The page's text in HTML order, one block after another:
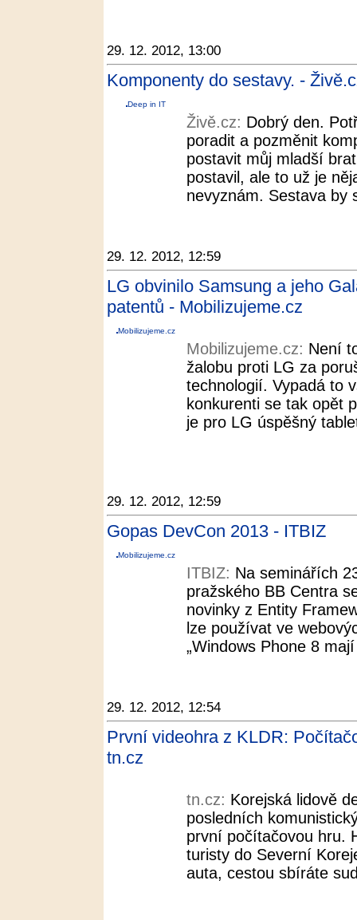
29. 12. 2012, 13:00
Komponenty do sestavy. -
Deep in IT
Živě.cz: Dobrý den.
poradit a pozměnit
postavit můj mladší
postavil, ale to už je
nevyznám. Sestava by
29. 12. 2012, 12:59
LG obvinilo Samsung a jeho
patentů - Mobilizujeme.cz
Mobilizujeme.cz
Mobilizujeme.cz: Není
žalobu proti LG za
technologií. Vypadá to
konkurenti se tak opět
je pro LG úspěšný
29. 12. 2012, 12:59
Gopas DevCon 2013 - ITBIZ
Mobilizujeme.cz
ITBIZ: Na seminářích
pražského BB Centra
novinky z Entity
lze používat ve
„Windows Phone 8
29. 12. 2012, 12:54
První videohra z KLDR:
tn.cz
tn.cz: Korejská lidově
posledních
první počítačovou hru.
turisty do Severní
auta, cestou sbíráte